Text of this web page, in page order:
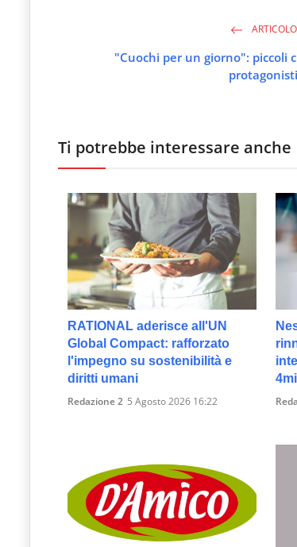
"Cuochi per un giorno": piccoli
Ti potrebbe interessare anche
RATIONAL aderisce all'UN
Global Compact: rafforzato
l'impegno su sostenibilità e
diritti umani
Redazione 2 5 Agosto 2026 16:22